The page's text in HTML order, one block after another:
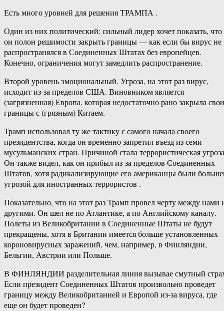
Есть много уровней для решения ТРАМПА .
Один из них политический: сильный лидер хочет показать, что
он полон решимости закрыть границы — как если бы вирус не
распространялся в Соединенных Штатах без европейцев.
Конечно, ограничения могут замедлить распространение.
Второй уровень эмоциональный. Угроза, на этот раз вирус,
исходит из-за пределов США. Виновником является
(загрязненная) Европа, которая недостаточно рано закрыла свои
границы с (грязным) Китаем.
Трамп использовал ту же тактику с самого начала своего
президентства, когда он временно запретил въезд из семи
мусульманских стран. Причиной стала террористическая
Он также видел, как он прибыл из-за пределов Соединенных
Штатов, хотя радикализирующие его американцы были
угрозой для иностранных террористов .
Показательно, что на этот раз Трамп провел черту между нами
другими. Он шел не по Атлантике, а по Английскому каналу.
Полеты из Великобритании в Соединенные Штаты не будут
прекращены, хотя в Британии имеется больше установленных
короновирусных заражений, чем, например, в Финляндии,
Бельгии, Австрии или Польше.
В ФИНЛЯНДИИ разделительная линия вызывае смутный
Если президент Соединенных Штатов произвольно проведет
границу между Великобританией и Европой из-за вируса, где
еще он будет проведен?